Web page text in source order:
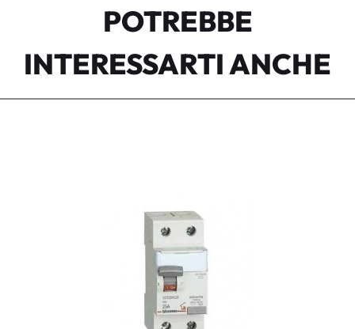
POTREBBE
INTERESSARTI ANCHE